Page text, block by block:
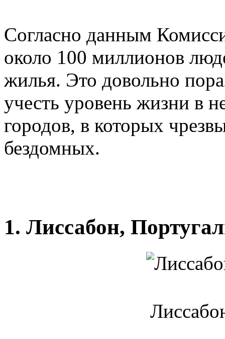
Согласно данным
около 100 миллионов
жилья. Это довольно
учесть уровень жизни в
городов, в которых
бездомных.
1. Лиссабон,